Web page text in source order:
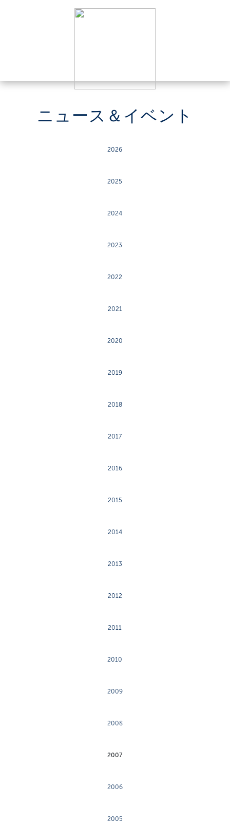
ニュース＆イベント
2026
2025
2024
2023
2022
2021
2020
2019
2018
2017
2016
2015
2014
2013
2012
2011
2010
2009
2008
2007
2006
2005